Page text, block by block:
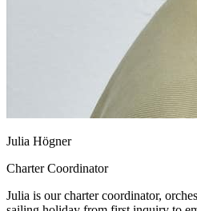
Julia Högner
Charter Coordinator
Julia is our charter coordinator,